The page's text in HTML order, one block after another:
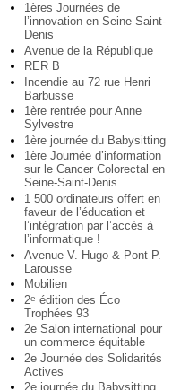
1ères Journées de
l’innovation en Seine-Saint-
Denis
Avenue de la République
RER B
Incendie au 72 rue Henri
Barbusse
1ère rentrée pour Anne
Sylvestre
1ère journée du Babysitting
1ère Journée d’information
sur le Cancer Colorectal en
Seine-Saint-Denis
1 500 ordinateurs offert en
faveur de l’éducation et
l’intégration par l’accès à
l’informatique !
Avenue V. Hugo & Pont P.
Larousse
Mobilien
2e édition des Éco
Trophées 93
2e Salon international pour
un commerce équitable
2e Journée des Solidarités
Actives
2e journée du Babysitting